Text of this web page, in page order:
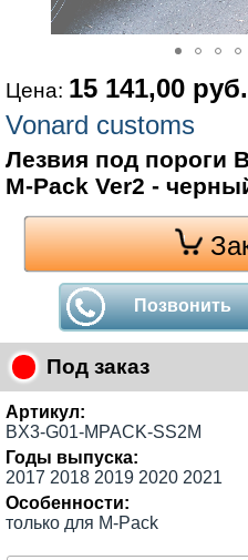
Цена: 15 141,00 руб.
Vonard customs
Лезвия под пороги
M-Pack Ver2 -
Позвонить
Под заказ
Артикул:
BX3-G01-MPACK-SS2M
Годы выпуска:
2017 2018 2019 2020 2021
Особенности:
только для M-Pack
Мы в